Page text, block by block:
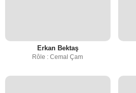
Erkan Bektaş
Rôle : Cemal Çam